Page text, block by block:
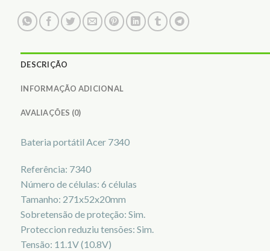
DESCRIÇÃO
INFORMAÇÃO ADICIONAL
AVALIAÇÕES (0)
Bateria portátil Acer 7340
Referência: 7340
Número de células: 6 células
Tamanho: 271x52x20mm
Sobretensão de proteção: Sim.
Proteccion reduziu tensões: Sim.
Tensão: 11.1V (10.8V)